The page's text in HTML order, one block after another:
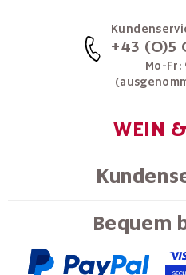
+43 (0)5
Mo-Fr:
WEIN
Bequem